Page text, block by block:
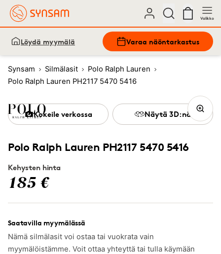
Valikko
Löydä myymälä Varaa näöntarkastus
Synsam Silmälasit
Polo Ralph Lauren
Polo Ralph Lauren PH2117 5470 5416
Polo Ralph Lauren PH2117 5470 5416
Kehysten hinta
185 €
Saatavilla myymälässä
Nämä silmälasit voi ostaa tai vuokrata vain
myymälöistämme. Voit ottaa yhteyttä tai tulla käymään
Kokeile verkossa Näytä 3D:nä